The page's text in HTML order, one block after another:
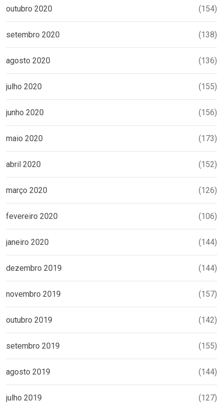
outubro 2020 (154)
setembro 2020 (138)
agosto 2020 (136)
julho 2020 (155)
junho 2020 (156)
maio 2020 (173)
abril 2020 (152)
março 2020 (126)
fevereiro 2020 (106)
janeiro 2020 (144)
dezembro 2019 (144)
novembro 2019 (157)
outubro 2019 (142)
setembro 2019 (155)
agosto 2019 (144)
julho 2019 (127)